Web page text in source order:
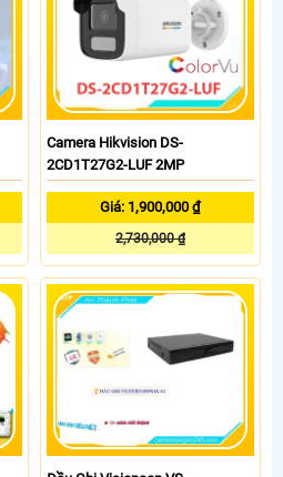
Camera Hikvision DS-
2CD1T27G2-LUF 2MP
Giá: 1,900,000 ₫
2,730,000 ₫